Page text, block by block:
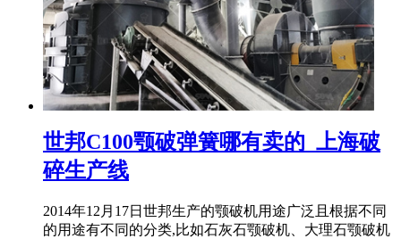
世邦C100颚破弹簧哪有卖的_上海破
碎生产线
2014年12月17日世邦生产的颚破机用途广泛且根据不同
的用途有不同的分类,比如石灰石颚破机、大理石颚破机